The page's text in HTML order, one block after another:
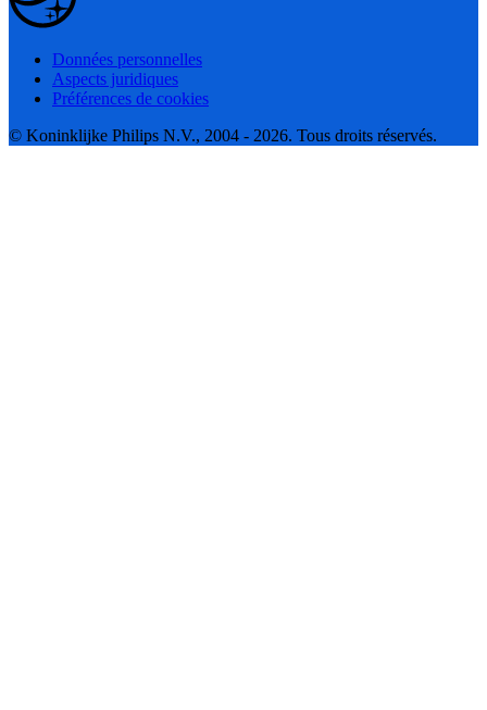
Données personnelles
Aspects juridiques
Préférences de cookies
© Koninklijke Philips N.V., 2004 - 2026. Tous droits réservés.